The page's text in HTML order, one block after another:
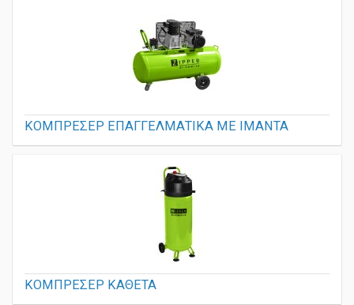
ΚΟΜΠΡΕΣΕΡ ΕΠΑΓΓΕΛΜΑΤΙΚΑ ΜΕ ΙΜΑΝΤΑ
ΚΟΜΠΡΕΣΕΡ ΚΑΘΕΤΑ